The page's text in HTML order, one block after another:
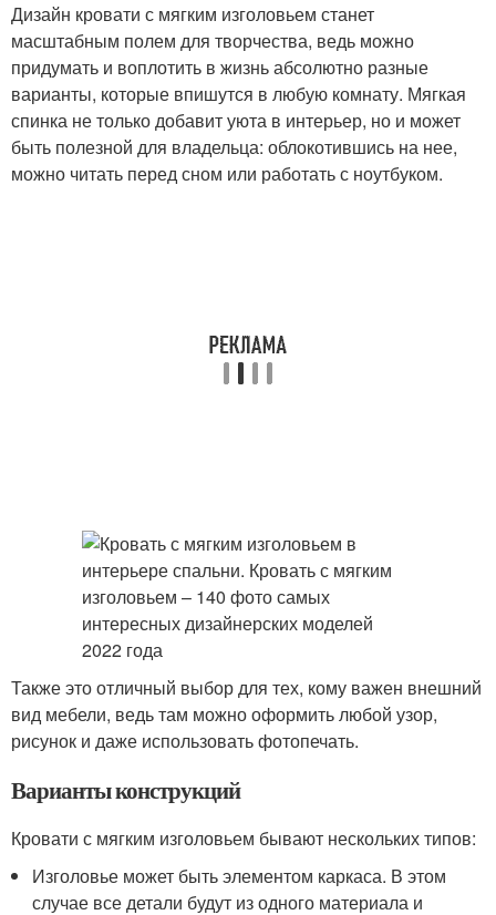
Дизайн кровати с мягким изголовьем станет
масштабным полем для творчества, ведь можно
придумать и воплотить в жизнь абсолютно разные
варианты, которые впишутся в любую комнату. Мягкая
спинка не только добавит уюта в интерьер, но и может
быть полезной для владельца: облокотившись на нее,
можно читать перед сном или работать с ноутбуком.
Также это отличный выбор для тех, кому важен внешний
вид мебели, ведь там можно оформить любой узор,
рисунок и даже использовать фотопечать.
Варианты конструкций
Кровати с мягким изголовьем бывают нескольких типов:
Изголовье может быть элементом каркаса. В этом
случае все детали будут из одного материала и